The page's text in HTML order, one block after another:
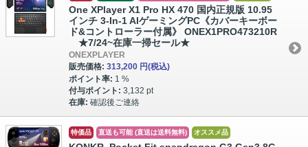
One XPlayer X1 Pro HX 470 国内正規版 10.95
インチ 3-In-1 AIゲーミングPC《カバーキーボー
ド&コントローラー付属》 ONEX1PRO473210R
★7/24~在庫一掃セール★
ONEXPLAYER
販売価格: 313,200 円(税込)
ポイント率: 1 %
付与ポイント: 3,132 pt
在庫: 確認後ご連絡
特価品 直送も可能 (直送は送料無料) オススメ品